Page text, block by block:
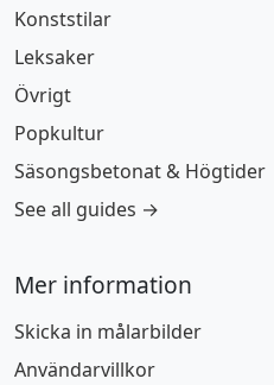
Konststilar
Leksaker
Övrigt
Popkultur
Säsongsbetonat & Högtider
See all guides →
Mer information
Skicka in målarbilder
Användarvillkor